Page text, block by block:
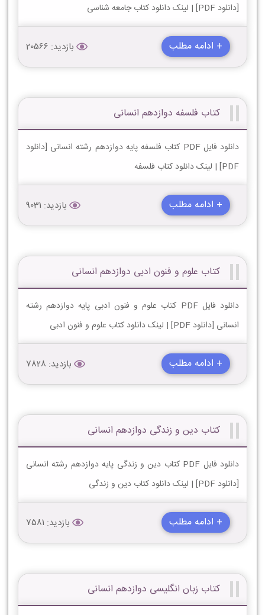
[دانلود PDF] | لینک دانلود کتاب جامعه شناسی
+ ادامه مطلب بازدید: 20566
کتاب فلسفه دوازدهم انسانی
دانلود فایل PDF کتاب فلسفه پایه دوازدهم رشته انسانی [دانلود
PDF] | لینک دانلود کتاب فلسفه
+ ادامه مطلب بازدید: 9031
کتاب علوم و فنون ادبی دوازدهم انسانی
دانلود فایل PDF کتاب علوم و فنون ادبی پایه دوازدهم رشته
انسانی [دانلود PDF] | لینک دانلود کتاب علوم و فنون ادبی
+ ادامه مطلب بازدید: 7828
کتاب دین و زندگی دوازدهم انسانی
دانلود فایل PDF کتاب دین و زندگی پایه دوازدهم رشته انسانی
[دانلود PDF] | لینک دانلود کتاب دین و زندگی
+ ادامه مطلب بازدید: 7581
کتاب زبان انگلیسی دوازدهم انسانی